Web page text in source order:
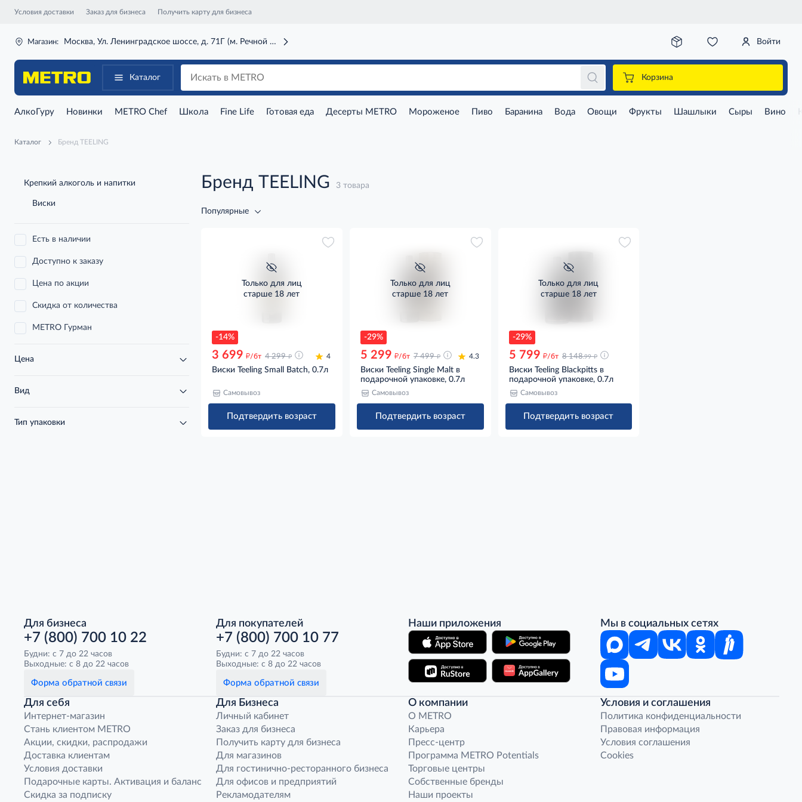
Условия доставки Заказ для бизнеса Получить карту для бизнеса
Магазин: Москва, Ул. Ленинградское шоссе, д. 71Г (м. Речной вокзал) Войти
Каталог Корзина
АлкоГуру Новинки METRO Chef Школа Fine Life Готовая еда Десерты METRO Мороженое Пиво Баранина Вода Овощи Фрукты Шашлыки Сыры Вино
Каталог Бренд TEELING
Крепкий алкоголь и напитки
Виски
Есть в наличии
Доступно к заказу
Цена по акции
Скидка от количества
METRO Гурман
Цена
Вид
Тип упаковки
Бренд TEELING 3 товара
Популярные
-14%
Только для лиц
старше 18 лет
3 699 д/бт 4 299 д 4
Виски Teeling Small Batch, 0.7л
Самовывоз
Подтвердить возраст
-29%
Только для лиц
старше 18 лет
5 299 д/бт 7 499 д 4.3
Виски Teeling Single Malt в
подарочной упаковке, 0.7л
Самовывоз
Подтвердить возраст
-29%
Только для лиц
старше 18 лет
5 799 д/бт 8 148.99 д
Виски Teeling Blackpitts в
подарочной упаковке, 0.7л
Самовывоз
Подтвердить возраст
Для бизнеса
+7 (800) 700 10 22
Будни: с 7 до 22 часов
Выходные: с 8 до 22 часов
Форма обратной связи
Для покупателей
+7 (800) 700 10 77
Будни: с 7 до 22 часов
Выходные: с 8 до 22 часов
Форма обратной связи
Наши приложения Мы в социальных сетях
Для себя
Интернет-магазин
Стань клиентом METRO
Акции, скидки, распродажи
Доставка клиентам
Условия доставки
Подарочные карты. Активация и баланс
Скидка за подписку
Для Бизнеса
Личный кабинет
Заказ для бизнеса
Получить карту для бизнеса
Для магазинов
Для гостинично-ресторанного бизнеса
Для офисов и предприятий
Рекламодателям
О компании
O METRO
Карьера
Пресс-центр
Программа METRO Potentials
Торговые центры
Собственные бренды
Наши проекты
Условия и соглашения
Политика конфиденциальности
Правовая информация
Условия соглашения
Cookies